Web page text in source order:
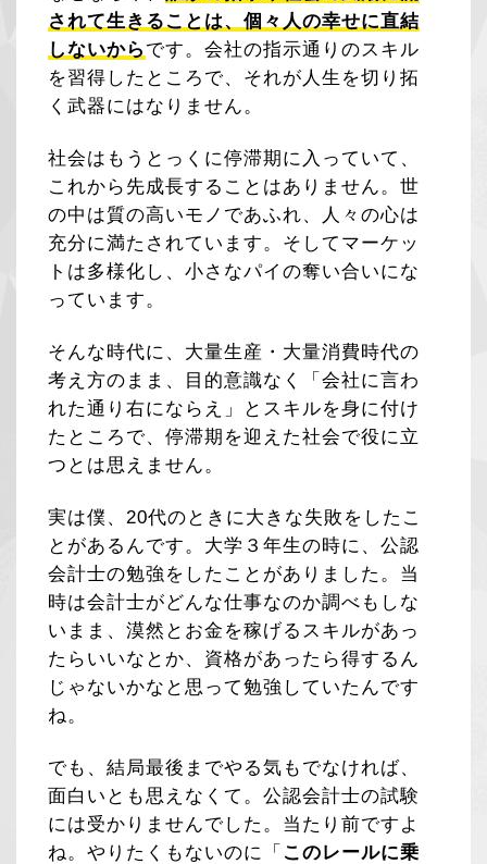
されて生きることは、個々人の幸せに直結
しないから です。会社の指示通りのスキル
を習得したところで、それが人生を切り拓
く武器にはなりません。
社会はもうとっくに停滞期に入っていて、
これから先成長することはありません。世
の中は質の高いモノであふれ、人々の心は
充分に満たされています。そしてマーケッ
トは多様化し、小さなパイの奪い合いにな
っています。
そんな時代に、大量生産・大量消費時代の
考え方のまま、目的意識なく「会社に言わ
れた通り右にならえ」とスキルを身に付け
たところで、停滞期を迎えた社会で役に立
つとは思えません。
実は僕、20代のときに大きな失敗をしたこ
とがあるんです。大学３年生の時に、公認
会計士の勉強をしたことがありました。当
時は会計士がどんな仕事なのか調べもしな
いまま、漠然とお金を稼げるスキルがあっ
たらいいなとか、資格があったら得するん
じゃないかなと思って勉強していたんです
ね。
でも、結局最後までやる気もでなければ、
面白いとも思えなくて。公認会計士の試験
には受かりませんでした。当たり前ですよ
ね。やりたくもないのに「 このレールに乗